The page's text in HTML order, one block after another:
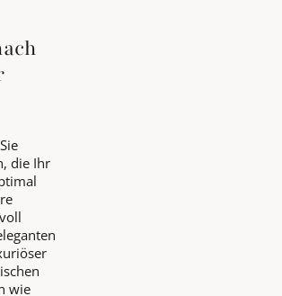
die Ihr
wie